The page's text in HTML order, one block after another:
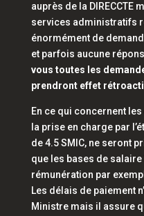
auprès de la DIRECCTE
services administratifs
énormément de
et parfois aucune
vous toutes les
prendront effet
En ce qui concernent
la prise en charge par
de 4.5 SMIC, ne seront
que les bases de
rémunération par
Les délais de paiement
Ministre mais il assure